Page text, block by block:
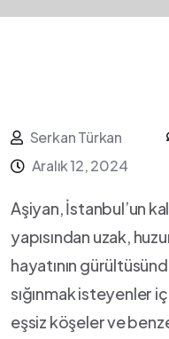
Serkan Türkan
Aralık 12, 2024
Aşiyan, İstanbul’un⁤
yapısından uzak,
‍hayatının‍
sığınmak isteyenler
eşsiz köşeler ve⁣